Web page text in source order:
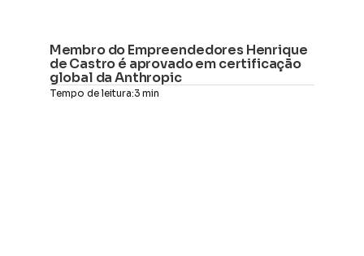
Membro do Empreendedores Henrique
de Castro é aprovado em certificação
global da Anthropic
Tempo de leitura:3 min